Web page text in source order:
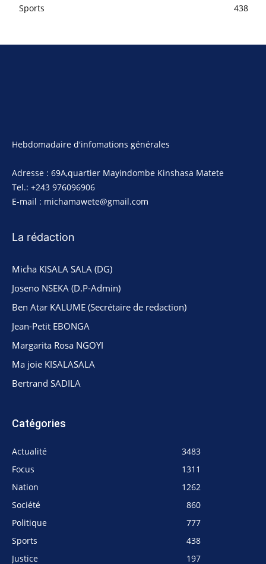
Sports
438
Hebdomadaire d'infomations générales
Adresse : 69A,quartier Mayindombe Kinshasa Matete
Tel.: +243 976096906
E-mail : michamawete@gmail.com
La rédaction
Micha KISALA SALA (DG)
Joseno NSEKA (D.P-Admin)
Ben Atar KALUME (Secrétaire de redaction)
Jean-Petit EBONGA
Margarita Rosa NGOYI
Ma joie KISALASALA
Bertrand SADILA
Catégories
Actualité
3483
Focus
1311
Nation
1262
Société
860
Politique
777
Sports
438
Justice
197